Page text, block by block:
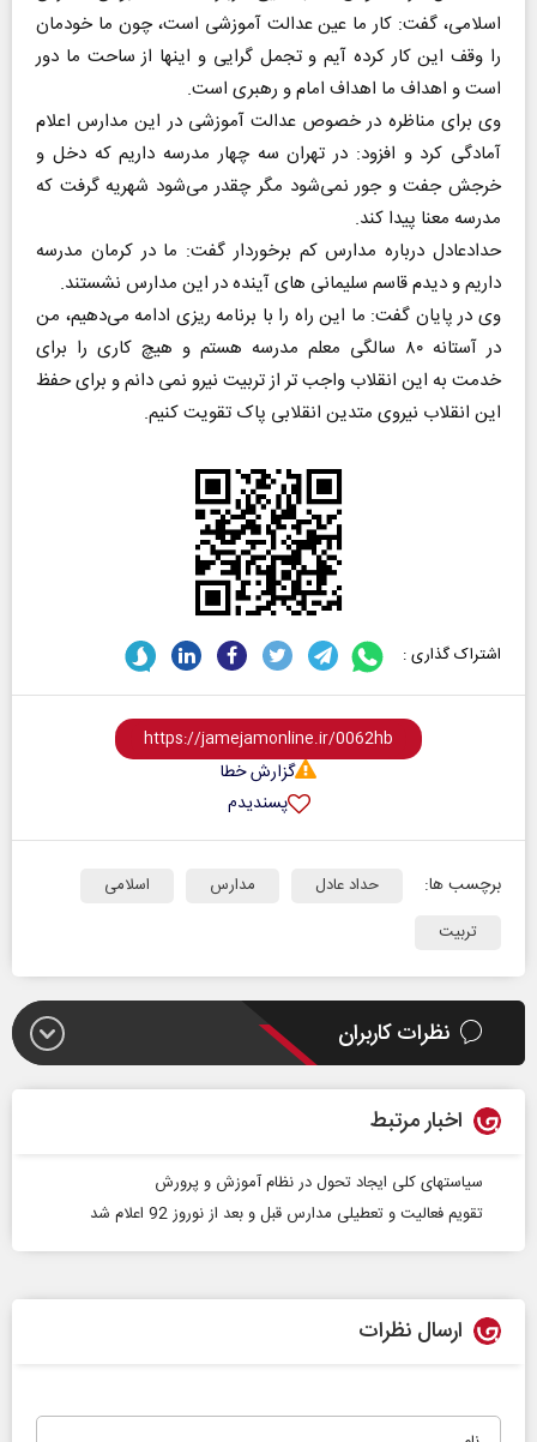
اسلامی، گفت: کار ما عین عدالت آموزشی است، چون ما خودمان
را وقف این کار کرده آیم و تجمل گرایی و اینها از ساحت ما دور
است و اهداف ما اهداف امام و رهبری است.
وی برای مناظره در خصوص عدالت آموزشی در این مدارس اعلام
آمادگی کرد و افزود: در تهران سه چهار مدرسه داریم که دخل و
خرجش جفت و جور نمی‌شود مگر چقدر می‌شود شهریه گرفت که
مدرسه معنا پیدا کند.
حدادعادل درباره مدارس کم برخوردار گفت: ما در کرمان مدرسه
داریم و دیدم قاسم سلیمانی های آینده در این مدارس نشستند.
وی در پایان گفت: ما این راه را با برنامه ریزی ادامه می‌دهیم، من
در آستانه ۸۰ سالگی معلم مدرسه هستم و هیچ کاری را برای
خدمت به این انقلاب واجب تر از تربیت نیرو نمی دانم و برای حفظ
این انقلاب نیروی متدین انقلابی پاک تقویت کنیم.
اشتراک گذاری :
گزارش خطا
پسندیدم
برچسب ها: حداد عادل مدارس
اسلامی
تربیت
نظرات کاربران
اخبار مرتبط
سیاستهای کلی ایجاد تحول در نظام آموزش و پرورش
تقویم فعالیت و تعطیلی مدارس قبل و بعد از نوروز 92 اعلام شد
ارسال نظرات